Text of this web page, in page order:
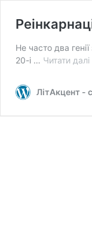
Не часто два
20-і … Читати далі
ЛітАкцент -